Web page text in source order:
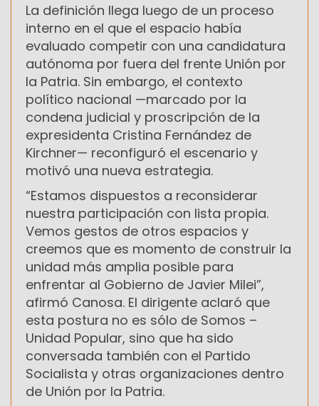
La definición llega luego de un proceso
interno en el que el espacio había
evaluado competir con una candidatura
autónoma por fuera del frente Unión por
la Patria. Sin embargo, el contexto
político nacional —marcado por la
condena judicial y proscripción de la
expresidenta Cristina Fernández de
Kirchner— reconfiguró el escenario y
motivó una nueva estrategia.
“Estamos dispuestos a reconsiderar
nuestra participación con lista propia.
Vemos gestos de otros espacios y
creemos que es momento de construir la
unidad más amplia posible para
enfrentar al Gobierno de Javier Milei”,
afirmó Canosa. El dirigente aclaró que
esta postura no es sólo de Somos –
Unidad Popular, sino que ha sido
conversada también con el Partido
Socialista y otras organizaciones dentro
de Unión por la Patria.